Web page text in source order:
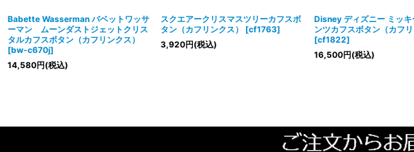
Babette Wasserman バベットワッサ
ーマン ムーンダストジェットクリス
タルカフスボタン（カフリンクス）
[bw-c670j]
14,580円(税込)
スクエアークリスマスツリーカフスボ
タン（カフリンクス）
[cf1763]
3,920円(税込)
Disney ディズニー ミッキ
ンツカフスボタン（カフリ
[cf1822]
16,500円(税込)